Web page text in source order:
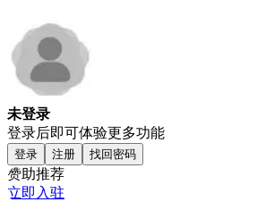
未登录
登录后即可体验更多功能
登录 注册 找回密码
赞助推荐
立即入驻